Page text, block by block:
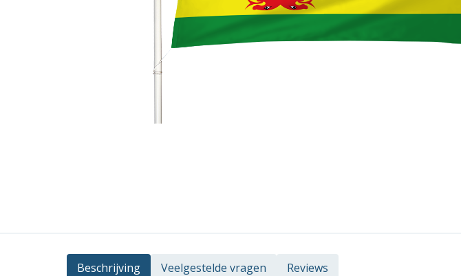
Beschrijving Veelgestelde vragen Reviews